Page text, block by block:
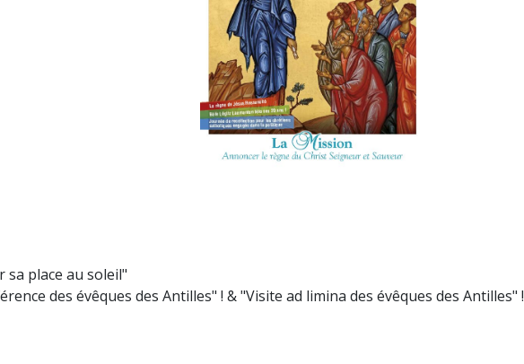
sa place au soleil"
des évêques des Antilles" ! & "Visite ad limina des évêques des Antilles" !